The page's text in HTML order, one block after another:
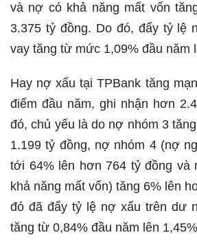
và nợ có khả năng mất vốn
3.375 tỷ đồng. Do đó, đẩy tỷ lệ
vay tăng từ mức 1,09% đầu năm
Hay nợ xấu tại TPBank tăng
điểm đầu năm, ghi nhận hơn
đó, chủ yếu là do nợ nhóm 3
1.199 tỷ đồng, nợ nhóm 4 (nợ
tới 64% lên hơn 764 tỷ đồng và
khả năng mất vốn) tăng 6% lên
đó đã đẩy tỷ lệ nợ xấu trên dư
tăng từ 0,84% đầu năm lên